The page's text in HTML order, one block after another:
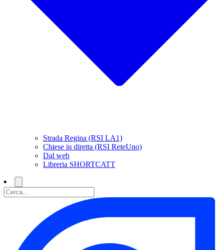
Strada Regina (RSI LA1)
Chiese in diretta (RSI ReteUno)
Dal web
Libreria SHORTCATT